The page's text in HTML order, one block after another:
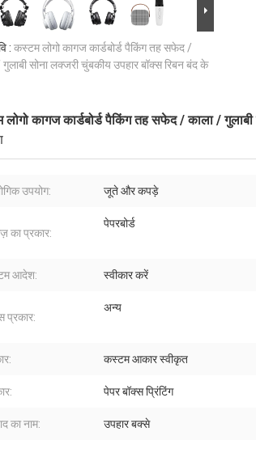
: कस्टम लोगो कागज कार्डबोर्ड पैकिंग तह सफेद /
सोना लक्जरी चुंबकीय उपहार बॉक्स रिबन बंद के
कागज कार्डबोर्ड पैकिंग तह सफेद / काला /
उपयोग: जूते और कपड़े
का प्रकार:
पेपरबोर्ड
आदेश: स्वीकार करें
प्रकार:
अन्य
कस्टम आकार स्वीकृत
पेपर बॉक्स प्रिंटिंग
का नाम: उपहार बक्से